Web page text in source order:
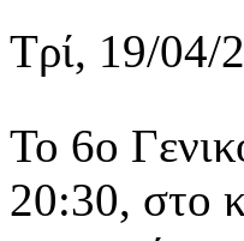
Τρί, 19/04/
Το 6ο
20:30, στο